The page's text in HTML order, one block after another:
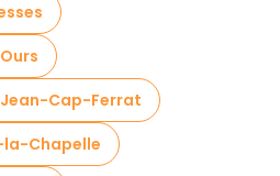
Cap-Ferrat
Chapelle